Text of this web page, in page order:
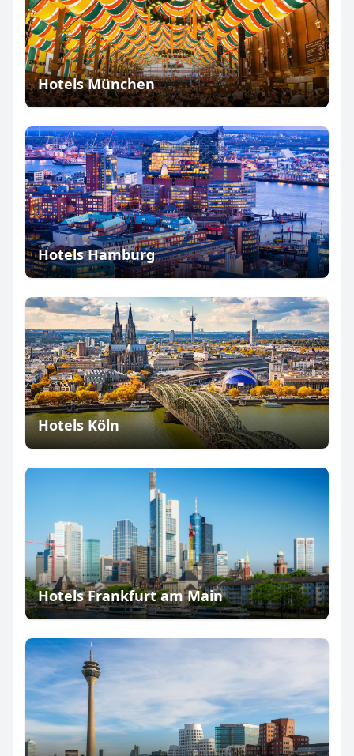
Hotels München
Hotels Hamburg
Hotels Köln
Hotels Frankfurt am Main